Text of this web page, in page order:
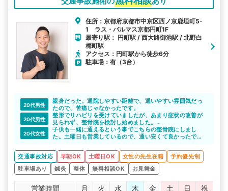
住所：京都府京都市中京区西ノ京鹿垣町5-
1 ラス・パルマス京都円町1F
最寄り駅： 円町駅 / 西大路御池駅 / 北野白
梅町駅
アクセス：円町駅から徒歩6分
駐車場：有（3台）
20代男性
親身だった。通院しやすい距離で、通いやすい雰囲気だっ
たので、苦痛じゃなかったです。
20代男性
整形でリハビリを受けていましたが、あまり症状の改善が
見られず、整骨院を検討し始めました。
こちらのサイトで紹介いただいて、交通事故への理解もあ
る先生で、色々相談することができて助かりました。お世
20代女性
子供も一緒に通えるという事でこちらの整骨院にしまし
た。土曜日も営業しているので、通い安くて良かったで
後遺症とかも怖いので、きちんと通院できて良かったで
す。
交通事故対応 早朝OK 土曜日OK 女性の先生在籍
予約優先制
駐車場あり
鍼灸 整体 無料相談OK お見舞金
営業時間 月 火 水 木 金 土 日
祝